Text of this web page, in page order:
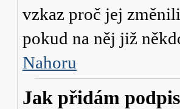
vzkaz proč jej
pokud na něj již
Nahoru
Jak přidám